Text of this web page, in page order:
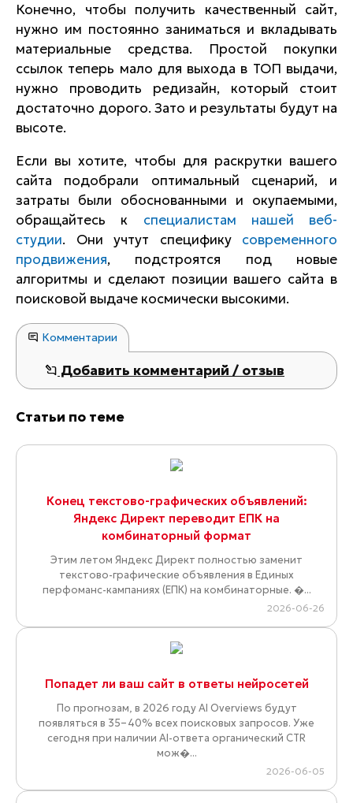
Конечно, чтобы получить качественный сайт,
нужно им постоянно заниматься и вкладывать
материальные средства. Простой покупки
ссылок теперь мало для выхода в ТОП выдачи,
нужно проводить редизайн, который стоит
достаточно дорого. Зато и результаты будут на
высоте.
Если вы хотите, чтобы для раскрутки вашего
сайта подобрали оптимальный сценарий, и
затраты были обоснованными и окупаемыми,
обращайтесь к специалистам нашей веб-
студии. Они учтут специфику современного
продвижения, подстроятся под новые
алгоритмы и сделают позиции вашего сайта в
поисковой выдаче космически высокими.
Комментарии
Добавить комментарий / отзыв
Статьи по теме
Конец текстово-графических объявлений:
Яндекс Директ переводит ЕПК на
комбинаторный формат
Этим летом Яндекс Директ полностью заменит
текстово-графические объявления в Единых
перфоманс-кампаниях (ЕПК) на комбинаторные. �...
2026-06-26
Попадет ли ваш сайт в ответы нейросетей
По прогнозам, в 2026 году AI Overviews будут
появляться в 35–40% всех поисковых запросов. Уже
сегодня при наличии AI-ответа органический CTR
мож�...
2026-06-05